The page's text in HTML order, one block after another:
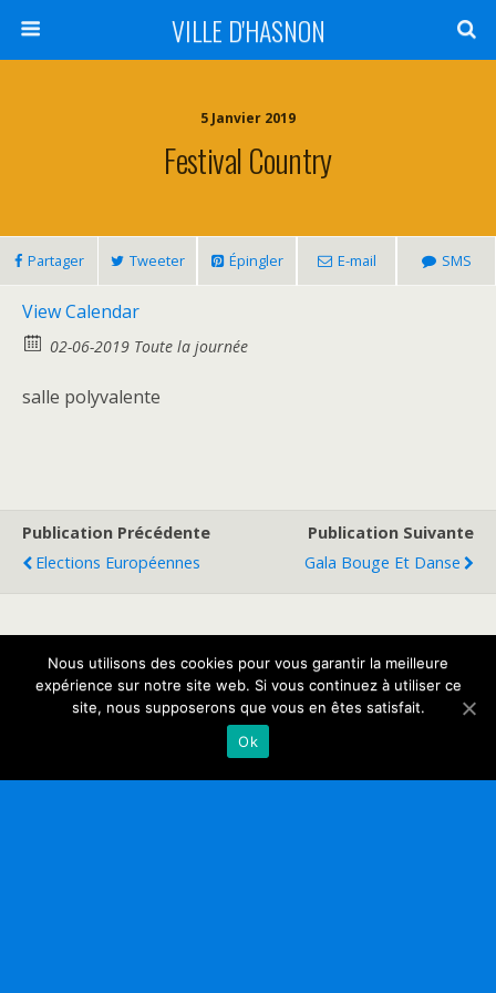
VILLE D'HASNON
5 Janvier 2019
Festival Country
Partager Tweeter Épingler E-mail SMS
View Calendar
02-06-2019 Toute la journée
salle polyvalente
Publication Précédente
Elections Européennes
Publication Suivante
Gala Bouge Et Danse
Retour au début
Mobile Bureau
Nous utilisons des cookies pour vous garantir la meilleure
expérience sur notre site web. Si vous continuez à utiliser ce
site, nous supposerons que vous en êtes satisfait.
Ok